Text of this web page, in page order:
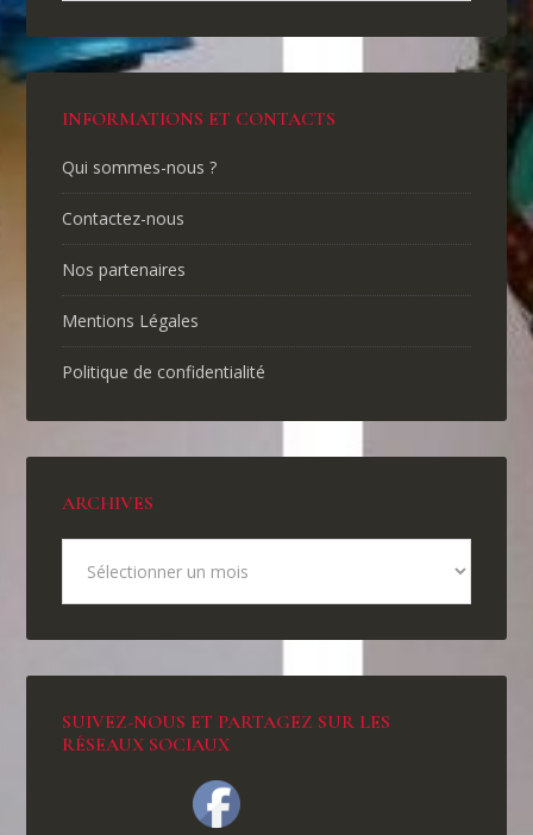
INFORMATIONS ET CONTACTS
Qui sommes-nous ?
Contactez-nous
Nos partenaires
Mentions Légales
Politique de confidentialité
ARCHIVES
SUIVEZ-NOUS ET PARTAGEZ SUR LES
RÉSEAUX SOCIAUX